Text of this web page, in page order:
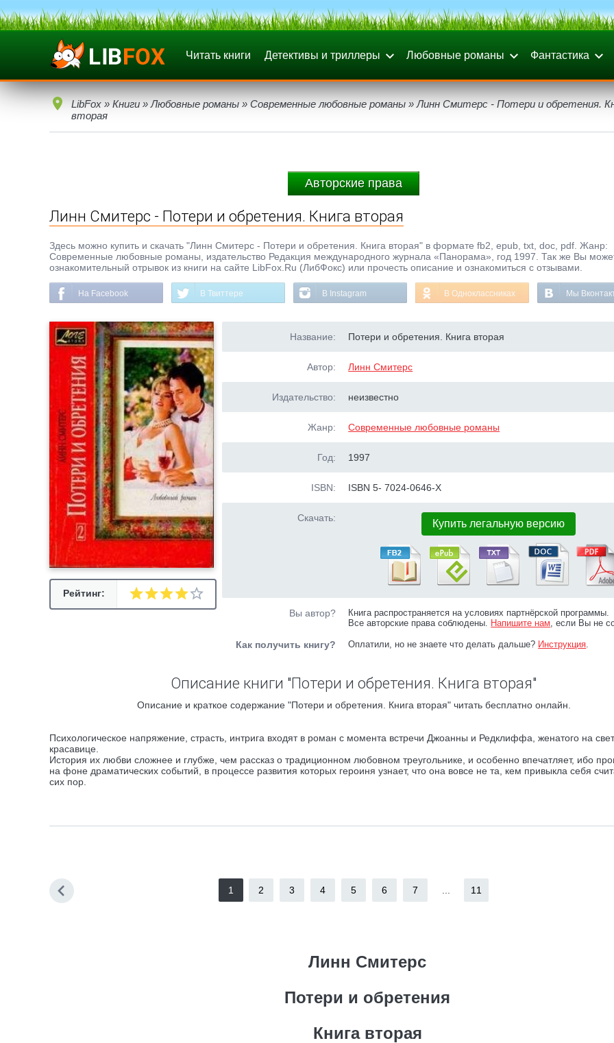
Читать книги Детективы и триллеры Любовные романы Фантастика
LibFox » Книги » Любовные романы » Современные любовные романы » Линн Смитерс - Потери и обретения.
вторая
Авторские права
Линн Смитерс - Потери и обретения. Книга вторая
Здесь можно купить и скачать "Линн Смитерс - Потери и обретения. Книга вторая" в формате fb2, epub, txt, doc, pdf. Жанр:
Современные любовные романы, издательство Редакция международного журнала «Панорама», год 1997. Так же Вы
ознакомительный отрывок из книги на сайте LibFox.Ru (ЛибФокс) или прочесть описание и ознакомиться с отзывами.
На Facebook В Твиттере В Instagram В Одноклассниках Мы
Рейтинг:
Название: Потери и обретения. Книга вторая
Автор: Линн Смитерс
Издательство: неизвестно
Жанр: Современные любовные романы
Год: 1997
ISBN: ISBN 5- 7024-0646-X
Скачать: Купить легальную версию
Вы автор?
Книга распространяется на условиях партнёрской программы.
Все авторские права соблюдены. Напишите нам, если Вы не
Как получить книгу? Оплатили, но не знаете что делать дальше? Инструкция.
Описание книги "Потери и обретения. Книга вторая"
Описание и краткое содержание "Потери и обретения. Книга вторая" читать бесплатно онлайн.
Психологическое напряжение, страсть, интрига входят в роман с момента встречи Джоанны и Редклиффа, женатого на
красавице.
История их любви сложнее и глубже, чем рассказ о традиционном любовном треугольнике, и особенно впечатляет, ибо
на фоне драматических событий, в процессе развития которых героиня узнает, что она вовсе не та, кем привыкла себя
сих пор.
1 2 3 4 5 6 7 11
Линн Смитерс
Потери и обретения
Книга вторая